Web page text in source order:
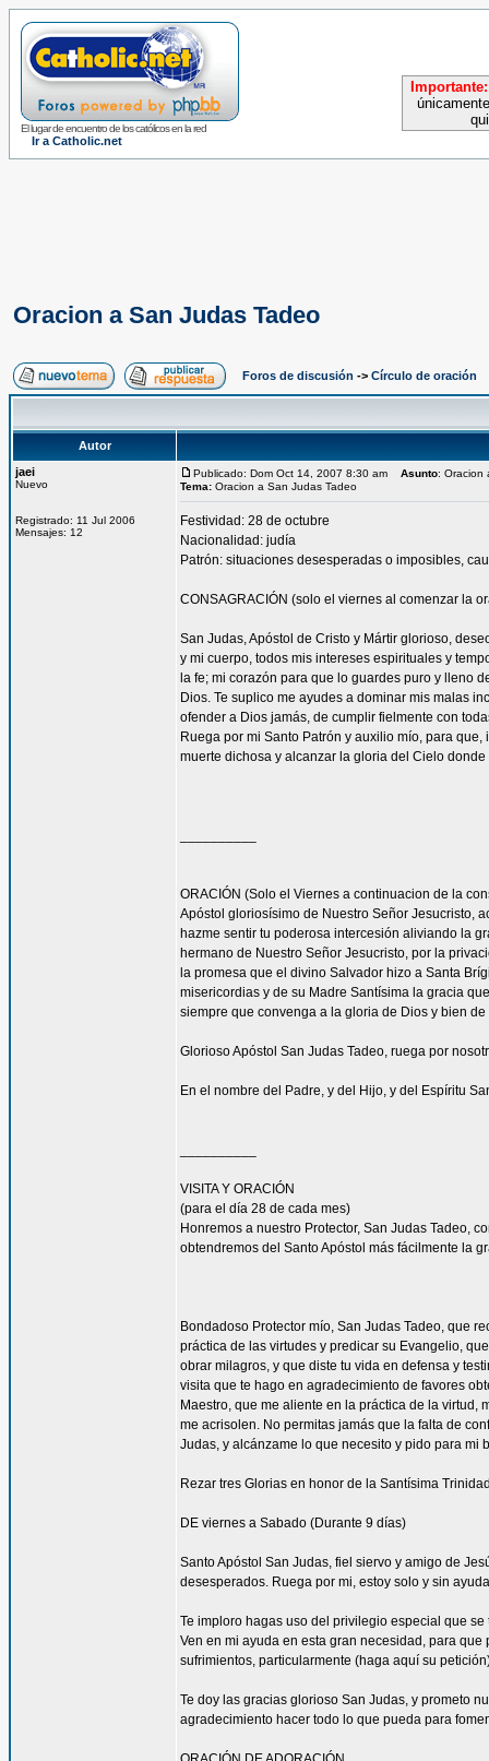
El lugar de encuentro de los católicos en la red
Ir a Catholic.net
Importante:
Oracion a San Judas Tadeo
Foros de discusión -> Círculo de oración
Autor
jaei
Nuevo
Registrado: 11 Jul 2006
Mensajes: 12
Publicado: Dom Oct 14, 2007 8:30 am Asunto: Oracion
Tema: Oracion a San Judas Tadeo
Festividad: 28 de octubre
Nacionalidad: judía
Patrón: situaciones desesperadas o imposibles,
CONSAGRACIÓN (solo el viernes al comenzar la
San Judas, Apóstol de Cristo y Mártir glorioso,
y mi cuerpo, todos mis intereses espirituales y
la fe; mi corazón para que lo guardes puro y lleno
Dios. Te suplico me ayudes a dominar mis malas
ofender a Dios jamás, de cumplir fielmente con
Ruega por mi Santo Patrón y auxilio mío, para
muerte dichosa y alcanzar la gloria del Cielo
ORACIÓN (Solo el Viernes a continuacion de la
Apóstol gloriosísimo de Nuestro Señor Jesucristo,
hazme sentir tu poderosa intercesión aliviando la
hermano de Nuestro Señor Jesucristo, por la
la promesa que el divino Salvador hizo a Santa
misericordias y de su Madre Santísima la gracia
siempre que convenga a la gloria de Dios y bien de
Glorioso Apóstol San Judas Tadeo, ruega por
En el nombre del Padre, y del Hijo, y del Espíritu
VISITA Y ORACIÓN
(para el día 28 de cada mes)
Honremos a nuestro Protector, San Judas Tadeo,
obtendremos del Santo Apóstol más fácilmente la
Bondadoso Protector mío, San Judas Tadeo, que
práctica de las virtudes y predicar su Evangelio,
obrar milagros, y que diste tu vida en defensa y
visita que te hago en agradecimiento de favores
Maestro, que me aliente en la práctica de la
me acrisolen. No permitas jamás que la falta de
Judas, y alcánzame lo que necesito y pido para mi
Rezar tres Glorias en honor de la Santísima
DE viernes a Sabado (Durante 9 días)
Santo Apóstol San Judas, fiel siervo y amigo de
desesperados. Ruega por mi, estoy solo y sin
Te imploro hagas uso del privilegio especial que
Ven en mi ayuda en esta gran necesidad, para
sufrimientos, particularmente (haga aquí su
Te doy las gracias glorioso San Judas, y prometo
agradecimiento hacer todo lo que pueda para